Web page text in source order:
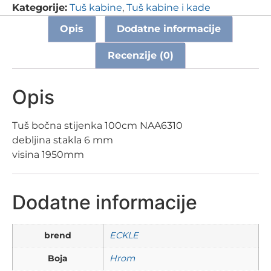
Kategorije: Tuš kabine, Tuš kabine i kade
Opis
Dodatne informacije
Recenzije (0)
Opis
Tuš bočna stijenka 100cm NAA6310
debljina stakla 6 mm
visina 1950mm
Dodatne informacije
brend ECKLE
Boja Hrom